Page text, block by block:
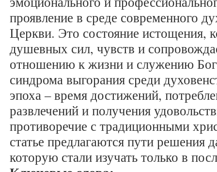
проявление в среде современного
Церкви. Это состояние истощения,
душевных сил, чувств и
отношению к жизни и служению
синдрома выгорания среди
эпоха – время достижений,
развлечений и получения
противоречие с традиционными
статье предлагаются пути решения
которую стали изучать только в